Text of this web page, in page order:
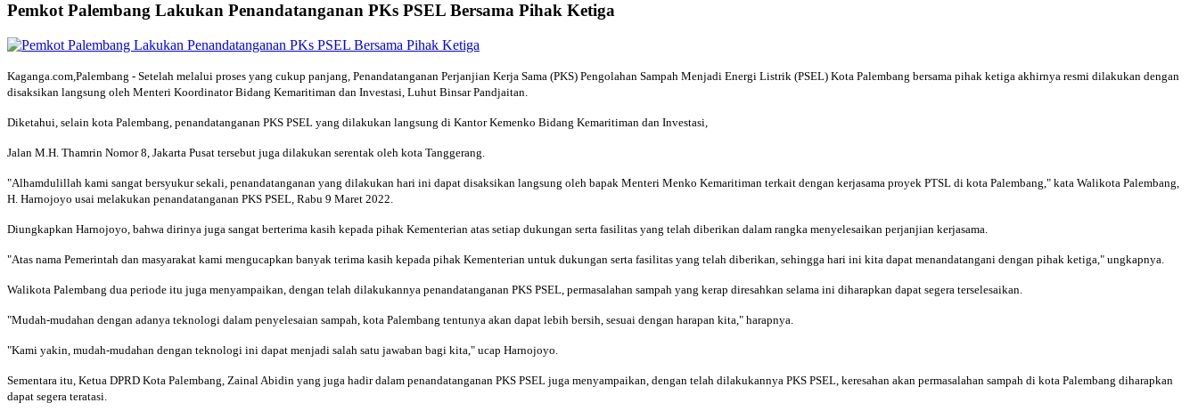
Pemkot Palembang Lakukan Penandatanganan PKs PSEL Bersama Pihak Ketiga
Kaganga.com,Palembang - Setelah melalui proses yang cukup panjang, Penandatanganan Perjanjian Kerja Sama (PKS) Pengolahan Sampah Menjadi Energi Listrik (PSEL) Kota Palembang bersama pihak ketiga akhirnya resmi dilakukan dengan
disaksikan langsung oleh Menteri Koordinator Bidang Kemaritiman dan Investasi, Luhut Binsar Pandjaitan.
Diketahui, selain kota Palembang, penandatanganan PKS PSEL yang dilakukan langsung di Kantor Kemenko Bidang Kemaritiman dan Investasi,
Jalan M.H. Thamrin Nomor 8, Jakarta Pusat tersebut juga dilakukan serentak oleh kota Tanggerang.
"Alhamdulillah kami sangat bersyukur sekali, penandatanganan yang dilakukan hari ini dapat disaksikan langsung oleh bapak Menteri Menko Kemaritiman terkait dengan kerjasama proyek PTSL di kota Palembang," kata Walikota Palembang,
H. Harnojoyo usai melakukan penandatanganan PKS PSEL, Rabu 9 Maret 2022.
Diungkapkan Harnojoyo, bahwa dirinya juga sangat berterima kasih kepada pihak Kementerian atas setiap dukungan serta fasilitas yang telah diberikan dalam rangka menyelesaikan perjanjian kerjasama.
"Atas nama Pemerintah dan masyarakat kami mengucapkan banyak terima kasih kepada pihak Kementerian untuk dukungan serta fasilitas yang telah diberikan, sehingga hari ini kita dapat menandatangani dengan pihak ketiga," ungkapnya.
Walikota Palembang dua periode itu juga menyampaikan, dengan telah dilakukannya penandatanganan PKS PSEL, permasalahan sampah yang kerap diresahkan selama ini diharapkan dapat segera terselesaikan.
"Mudah-mudahan dengan adanya teknologi dalam penyelesaian sampah, kota Palembang tentunya akan dapat lebih bersih, sesuai dengan harapan kita," harapnya.
"Kami yakin, mudah-mudahan dengan teknologi ini dapat menjadi salah satu jawaban bagi kita," ucap Harnojoyo.
Sementara itu, Ketua DPRD Kota Palembang, Zainal Abidin yang juga hadir dalam penandatanganan PKS PSEL juga menyampaikan, dengan telah dilakukannya PKS PSEL, keresahan akan permasalahan sampah di kota Palembang diharapkan
dapat segera teratasi.